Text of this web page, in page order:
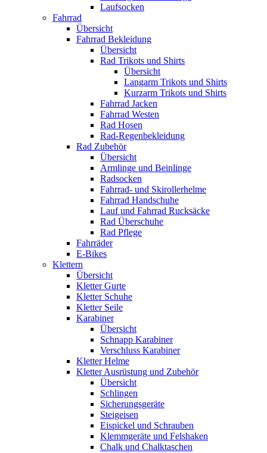
Laufsocken
Fahrrad
Übersicht
Fahrrad Bekleidung
Übersicht
Rad Trikots und Shirts
Übersicht
Langarm Trikots und Shirts
Kurzarm Trikots und Shirts
Fahrrad Jacken
Fahrrad Westen
Rad Hosen
Rad-Regenbekleidung
Rad Zubehör
Übersicht
Armlinge und Beinlinge
Radsocken
Fahrrad- und Skirollerhelme
Fahrrad Handschuhe
Lauf und Fahrrad Rucksäcke
Rad Überschuhe
Rad Pflege
Fahrräder
E-Bikes
Klettern
Übersicht
Kletter Gurte
Kletter Schuhe
Kletter Seile
Karabiner
Übersicht
Schnapp Karabiner
Verschluss Karabiner
Kletter Helme
Kletter Ausrüstung und Zubehör
Übersicht
Schlingen
Sicherungsgeräte
Steigeisen
Eispickel und Schrauben
Klemmgeräte und Felshaken
Chalk und Chalktaschen